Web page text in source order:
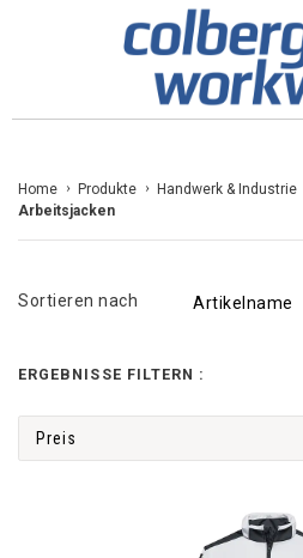
Inhalt
Home Produkte Handwerk & Industrie
Arbeitsjacken
Sortieren nach
ERGEBNISSE FILTERN :
Preis